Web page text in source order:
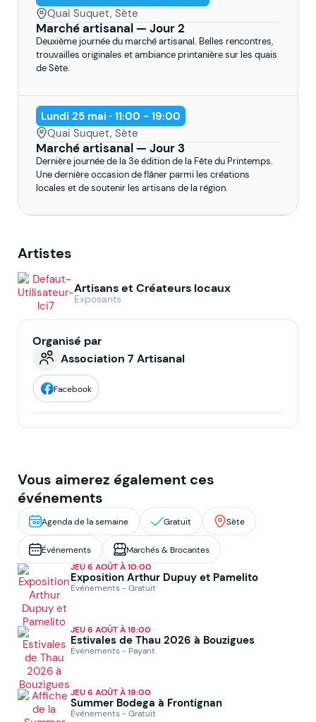
Quai Suquet, Sète
Marché artisanal — Jour 2
Deuxième journée du marché artisanal. Belles rencontres,
trouvailles originales et ambiance printanière sur les quais
de Sète.
Lundi 25 mai · 11:00 - 19:00
Quai Suquet, Sète
Marché artisanal — Jour 3
Dernière journée de la 3e édition de la Fête du Printemps.
Une dernière occasion de flâner parmi les créations
locales et de soutenir les artisans de la région.
Artistes
Artisans et Créateurs locaux
Exposants
Organisé par
Association 7 Artisanal
Facebook
Vous aimerez également ces
événements
Agenda de la semaine Gratuit Sète
Événements Marchés & Brocantes
JEU 6 AOÛT À 10:00
Exposition Arthur Dupuy et Pamelito
Événements - Gratuit
JEU 6 AOÛT À 18:00
Estivales de Thau 2026 à Bouzigues
Événements - Payant
JEU 6 AOÛT À 19:00
Summer Bodega à Frontignan
Événements - Gratuit